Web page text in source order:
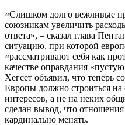
«Слишком долго вежливые
союзникам увеличить
ответа», – сказал глава
ситуацию, при которой
«рассматривают себя как
качестве оправдания
Хегсет объявил, что теперь
Европы должно строиться
интересов, а не на неких
сделан вывод, что
кардинально менять.